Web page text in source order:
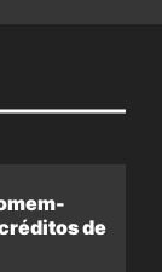
de